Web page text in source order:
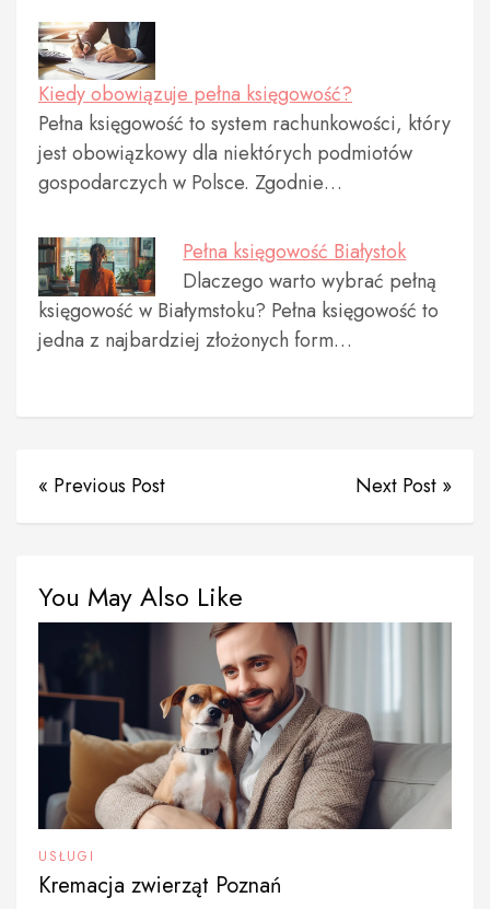
Kiedy obowiązuje pełna księgowość?
Pełna księgowość to system rachunkowości, który
jest obowiązkowy dla niektórych podmiotów
gospodarczych w Polsce. Zgodnie…
Pełna księgowość Białystok
Dlaczego warto wybrać pełną
księgowość w Białymstoku? Pełna księgowość to
jedna z najbardziej złożonych form…
« Previous Post Next Post »
You May Also Like
USŁUGI
Kremacja zwierząt Poznań